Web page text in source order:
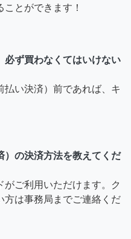
とができます！
必ず買わなくてはいけない
払い決済）前であれば、キ
）の決済方法を教えてくだ
ご利用いただけます。ク
方は事務局までご連絡くだ